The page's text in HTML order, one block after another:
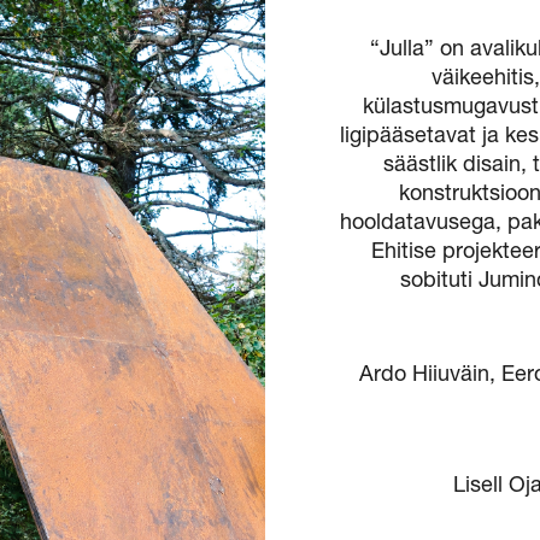
“Julla” on
ligipääsetavat ja
säästlik disain,
hooldatavusega,
Ehitise
sobituti
Ardo Hiiuväin,
Lisell